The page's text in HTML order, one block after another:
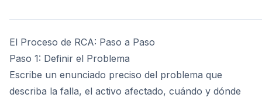
El Proceso de RCA: Paso a Paso
Paso 1: Definir el Problema
Escribe un enunciado preciso del problema que
describa la falla, el activo afectado, cuándo y dónde